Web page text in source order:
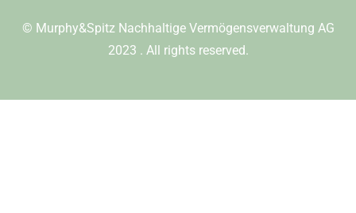
© Murphy&Spitz Nachhaltige Vermögensverwaltung AG
2023 . All rights reserved.